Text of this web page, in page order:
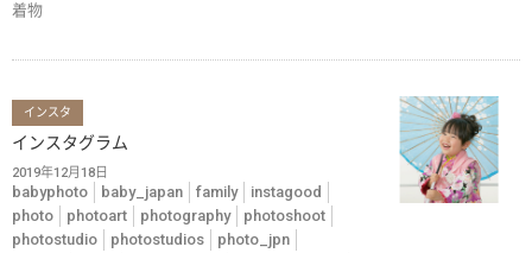
着物
インスタ
インスタグラム
2019年12月18日
babyphoto baby_japan family
instagood
photo
photoart photography
photoshoot
photostudio
photostudios
photo_jpn